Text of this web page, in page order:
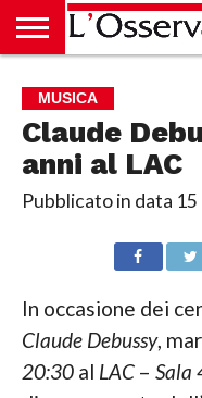
CULTURA
ECONOMIA
RUBRICHE
ARCHIVIO
PODCAST
ABBONAMENTO
CHI
SIAMO
ACCEDI
MUSICA
Claude
anni al LAC
Pubblicato in data
In occasione dei
Claude Debussy,
20:30al LAC– Sala